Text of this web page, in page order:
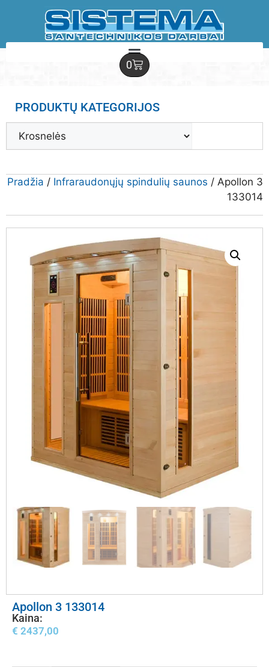
0
PRODUKTŲ KATEGORIJOS
Pradžia / Infraraudonųjų spindulių saunos / Apollon 3
133014
Apollon 3 133014
Kaina:
€ 2437,00